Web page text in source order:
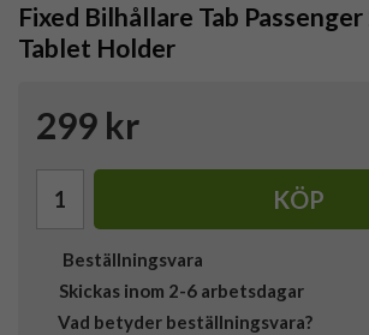
Fixed Bilhållare Tab
Tablet Holder
299 kr
KÖP
Beställningsvara
Skickas inom 2-6 arbetsdagar
Vad betyder beställningsvara?